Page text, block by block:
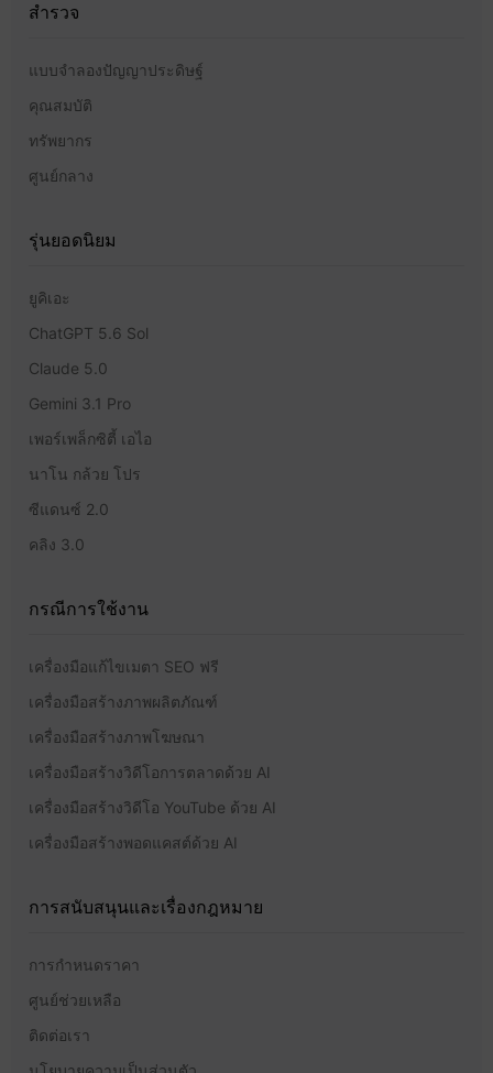
สำรวจ
แบบจำลองปัญญาประดิษฐ์
คุณสมบัติ
ทรัพยากร
ศูนย์กลาง
รุ่นยอดนิยม
ยูคิเอะ
ChatGPT 5.6 Sol
Claude 5.0
Gemini 3.1 Pro
เพอร์เพล็กซิตี้ เอไอ
นาโน กล้วย โปร
ซีแดนซ์ 2.0
คลิง 3.0
กรณีการใช้งาน
เครื่องมือแก้ไขเมตา SEO ฟรี
เครื่องมือสร้างภาพผลิตภัณฑ์
เครื่องมือสร้างภาพโฆษณา
เครื่องมือสร้างวิดีโอการตลาดด้วย AI
เครื่องมือสร้างวิดีโอ YouTube ด้วย AI
เครื่องมือสร้างพอดแคสต์ด้วย AI
การสนับสนุนและเรื่องกฎหมาย
การกำหนดราคา
ศูนย์ช่วยเหลือ
ติดต่อเรา